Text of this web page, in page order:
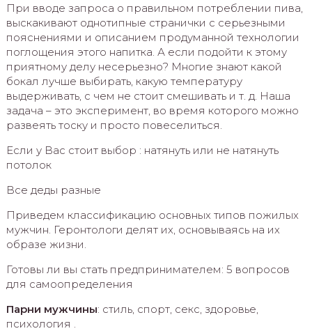
При вводе запроса о правильном потреблении пива,
выскакивают однотипные странички с серьезными
пояснениями и описанием продуманной технологии
поглощения этого напитка. А если подойти к этому
приятному делу несерьезно? Многие знают какой
бокал лучше выбирать, какую температуру
выдерживать, с чем не стоит смешивать и т. д. Наша
задача – это эксперимент, во время которого можно
развеять тоску и просто повеселиться.
Если у Вас стоит выбор : натянуть или не натянуть
потолок
Все деды разные
Приведем классификацию основных типов пожилых
мужчин. Геронтологи делят их, основываясь на их
образе жизни.
Готовы ли вы стать предпринимателем: 5 вопросов
для самоопределения
Парни мужчины: стиль, спорт, секс, здоровье,
психология .